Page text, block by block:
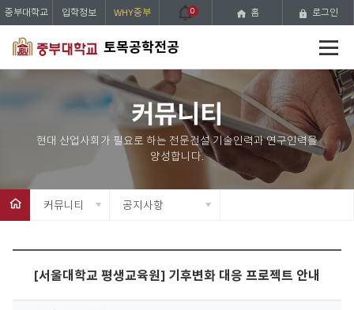
토목공학전공
메
뉴
중부대학교 입학정보 WHY중부 0 홈 로그인
커뮤니티
커뮤니티 공지사항
[서울대학교 평생교육원] 기후변화 대응 프로젝트 안내